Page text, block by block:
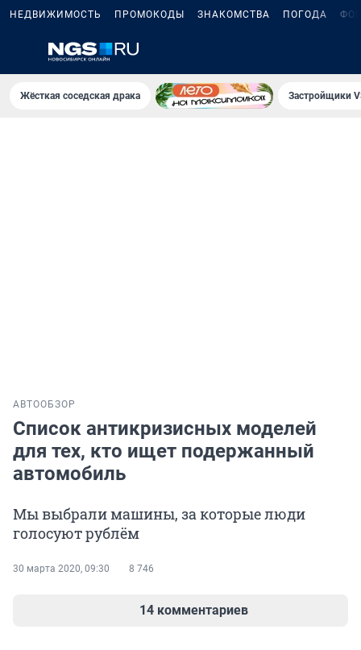
НЕДВИЖИМОСТЬ ПРОМОКОДЫ ЗНАКОМСТВА ПОГОДА
Жёсткая соседская драка Застройщики
АВТООБЗОР
Список антикризисных моделей
для тех, кто ищет подержанный
автомобиль
Мы выбрали машины, за которые люди
голосуют рублём
30 марта 2020, 09:30 8 746
14 комментариев